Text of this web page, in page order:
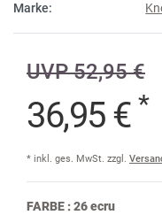
Marke:
UVP 52,95 €
36,95 € *
* inkl. ges. MwSt. zzgl.
FARBE :26 ecru